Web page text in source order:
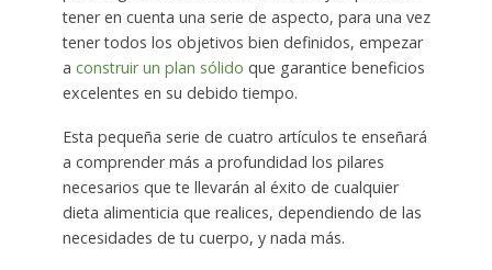
tener en cuenta una serie de aspecto, para una vez
tener todos los objetivos bien definidos, empezar
a construir un plan sólido que garantice beneficios
excelentes en su debido tiempo.
Esta pequeña serie de cuatro artículos te enseñará
a comprender más a profundidad los pilares
necesarios que te llevarán al éxito de cualquier
dieta alimenticia que realices, dependiendo de las
necesidades de tu cuerpo, y nada más.